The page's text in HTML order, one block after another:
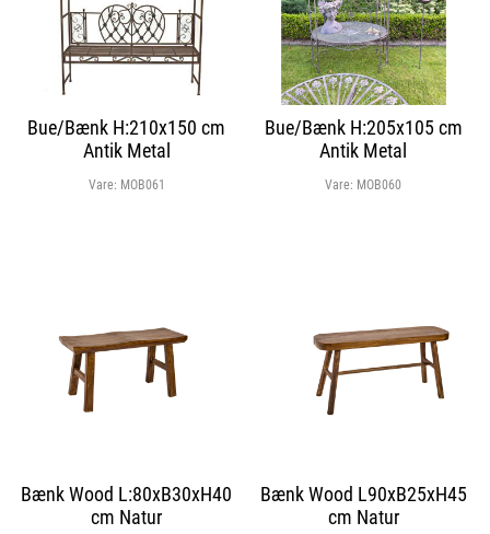
Bue/Bænk H:210x150 cm
Antik Metal
Vare: MOB061
Bue/Bænk H:205x105 cm
Antik Metal
Vare: MOB060
Bænk Wood L:80xB30xH40
cm Natur
Bænk Wood L90xB25xH45
cm Natur